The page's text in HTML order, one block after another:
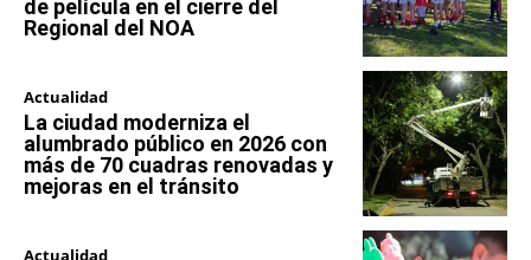
de película en el cierre del
Regional del NOA
Actualidad
La ciudad moderniza el
alumbrado público en 2026 con
más de 70 cuadras renovadas y
mejoras en el tránsito
Actualidad